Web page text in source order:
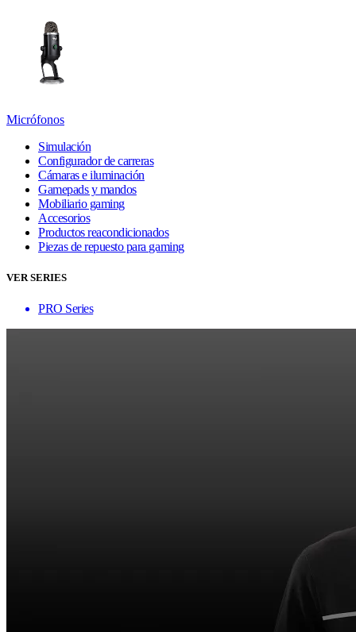
Micrófonos
Simulación
Configurador de carreras
Cámaras e iluminación
Gamepads y mandos
Mobiliario gaming
Accesorios
Productos reacondicionados
Piezas de repuesto para gaming
VER SERIES
PRO Series